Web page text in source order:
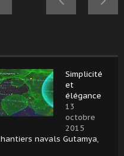
Simplicité
et
élégance
13
octobre
2015
navals Gutamya,